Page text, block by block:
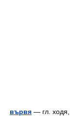
вървя — гл. ходя,